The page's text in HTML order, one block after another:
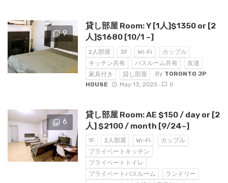
9
貸し部屋 Room: Y [1人]$1350 or [2
人]$1680 [10/1 ~]
2人部屋 3F Wi-Fi
カップル
キッチン共有
バスルーム共有
友達
家具付き
貸し部屋 By TORONTO JP
HOUSE
May 13, 2025 0
6
貸し部屋 Room: AE $150 / day or [2
人] $2100 / month [9/24~]
1F 2人部屋 Wi-Fi
カップル
プライベートキッチン
プライベートトイレ
プライベートバスルーム
ランドリー